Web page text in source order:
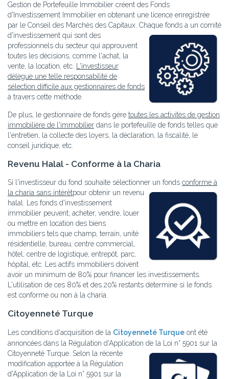
Gestion de Portefeuille Immobilier créent des Fonds
d'Investissement Immobilier en obtenant une licence enregistrée
par le Conseil des Marchés des Capitaux. Chaque fonds a un comité
d'investissement qui sont des
professionnels du secteur qui approuvent
toutes les décisions, comme l'achat, la
vente, la location, etc.
L'investisseur
délègue une telle responsabilité de
sélection difficile aux gestionnaires de fonds
à travers cette méthode.
De plus, le gestionnaire de fonds gère toutes les activités de gestion
immobilière de l'immobilier dans le portefeuille de fonds telles que
l'entretien, la collecte des loyers, la déclaration, la fiscalité, le
conseil juridique, etc.
Revenu Halal - Conforme à la Charia
Si l'investisseur du fond souhaite sélectionner un fonds conforme à
la charia sans intérêtpour obtenir un revenu
halal. Les fonds d'investissement
immobilier peuvent; acheter, vendre, louer
ou mettre en location des biens
immobiliers tels que champ, terrain, unité
résidentielle, bureau, centre commercial,
hôtel, centre de logistique, entrepôt, parc,
hôpital, etc. Les actifs immobiliers doivent
avoir un minimum de 80% pour financer les investissements.
L'utilisation de ces 80% et des 20% restants détermine si le fonds
est conforme ou non à la charia.
Citoyenneté Turque
Les conditions d'acquisition de la Citoyenneté Turque ont été
annoncées dans la Régulation d'Application de la Loi n° 5901 sur la
Citoyenneté Turque. Selon la récente
modification apportée à la Régulation
d'Application de la Loi n° 5901 sur la